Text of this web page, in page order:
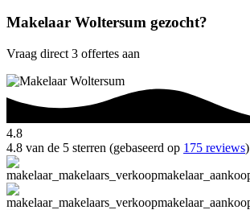
Makelaar Woltersum gezocht?
Vraag direct 3 offertes aan
4.8
4.8 van de 5 sterren (gebaseerd op 175 reviews)